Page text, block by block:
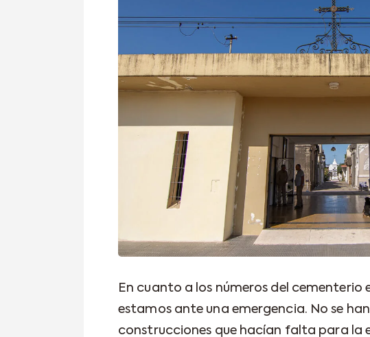
En cuanto a los números del cementerio
estamos ante una emergencia. No se
construcciones que hacían falta para la